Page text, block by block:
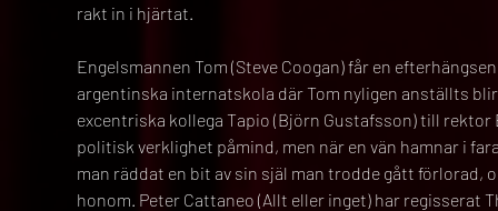
rakt in i hjärtat.
Engelsmannen Tom (Steve Coogan) får en
argentinska internatskola där Tom nyligen anställts
excentriska kollega Tapio (Björn Gustafsson) till
politisk verklighet påmind, men när en vän hamnar i
man räddat en bit av sin själ man trodde gått förlorad,
honom. Peter Cattaneo (Allt eller inget) har regisserat